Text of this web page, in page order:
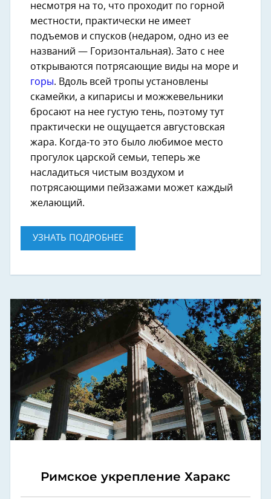
несмотря на то, что проходит по горной
местности, практически не имеет
подъемов и спусков (недаром, одно из ее
названий — Горизонтальная). Зато с нее
открываются потрясающие виды на море и
горы. Вдоль всей тропы установлены
скамейки, а кипарисы и можжевельники
бросают на нее густую тень, поэтому тут
практически не ощущается августовская
жара. Когда-то это было любимое место
прогулок царской семьи, теперь же
насладиться чистым воздухом и
потрясающими пейзажами может каждый
желающий.
УЗНАТЬ ПОДРОБНЕЕ
Римское укрепление Харакс